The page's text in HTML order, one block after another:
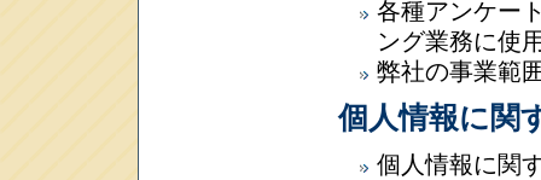
各種アンケー
ング業務に
弊社の事業範
個人情報に関
個人情報に関